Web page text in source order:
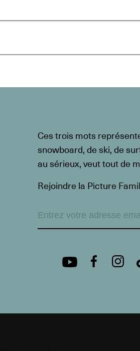
Ces trois mots
snowboard, de ski, de
au sérieux, veut tout de
Rejoindre la Picture